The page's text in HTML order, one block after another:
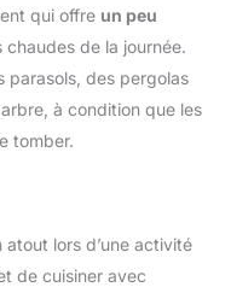
qui offre un peu
de la journée.
parasols, des pergolas
à condition que les
tomber.
lors d’une activité
de cuisiner avec